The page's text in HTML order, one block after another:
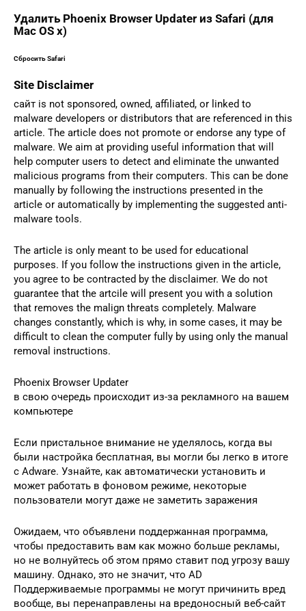
Удалить Phoenix Browser Updater из Safari (для
Mac OS х)
Сбросить Safari
Site Disclaimer
сайт is not sponsored, owned, affiliated, or linked to
malware developers or distributors that are referenced in this
article. The article does not promote or endorse any type of
malware. We aim at providing useful information that will
help computer users to detect and eliminate the unwanted
malicious programs from their computers. This can be done
manually by following the instructions presented in the
article or automatically by implementing the suggested anti-
malware tools.
The article is only meant to be used for educational
purposes. If you follow the instructions given in the article,
you agree to be contracted by the disclaimer. We do not
guarantee that the artcile will present you with a solution
that removes the malign threats completely. Malware
changes constantly, which is why, in some cases, it may be
difficult to clean the computer fully by using only the manual
removal instructions.
Phoenix Browser Updater
в свою очередь происходит из-за рекламного на вашем
компьютере
Если пристальное внимание не уделялось, когда вы
были настройка бесплатная, вы могли бы легко в итоге
с Adware. Узнайте, как автоматически установить и
может работать в фоновом режиме, некоторые
пользователи могут даже не заметить заражения
Ожидаем, что объявлени поддержанная программа,
чтобы предоставить вам как можно больше рекламы,
но не волнуйтесь об этом прямо ставит под угрозу вашу
машину. Однако, это не значит, что AD
Поддерживаемые программы не могут причинить вред
вообще, вы перенаправлены на вредоносный веб-сайт